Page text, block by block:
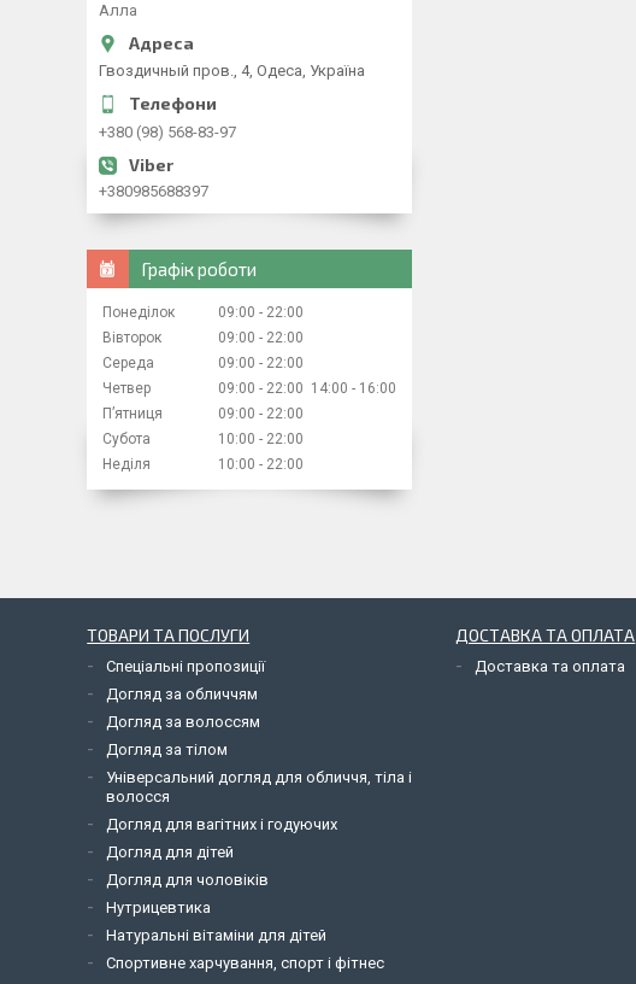
Алла
Гвоздичный пров., 4, Одеса, Україна
+380 (98) 568-83-97
+380985688397
Графік роботи
Понеділок 09:00
22:00
Вівторок
09:00
22:00
Середа
09:00
22:00
Четвер
09:00 22:00 14:00
16:00
Пʼятниця
09:00
22:00
Субота
10:00
22:00
Неділя
10:00 22:00
ТОВАРИ ТА ПОСЛУГИ
Спеціальні пропозиції
Догляд за обличчям
Догляд за волоссям
Догляд за тілом
Універсальний догляд для обличчя, тіла і
волосся
Догляд для вагітних і годуючих
Догляд для дітей
Догляд для чоловіків
Нутрицевтика
Натуральні вітаміни для дітей
Спортивне харчування, спорт і фітнес
ДОСТАВКА ТА ОПЛАТА
Доставка та оплата